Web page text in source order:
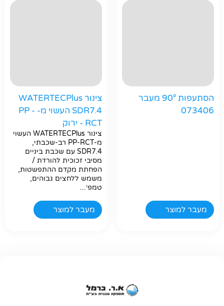
הסתעפות 90° מעבר
073406
מעבר למוצר
צינור WATERTECPlus
SDR7.4 העשוי מ- PP -
RCT - ירוק
צינור WATERTECPlus העשוי
מ-PP-RCT רב-שכבתי,
SDR7.4 עם שכבת ביניים
מסיבי זכוכית להורדת /
הפחתת מקדם ההתפשטות,
משמש ללחצים גבוהים,
טמפ׳...
מעבר למוצר